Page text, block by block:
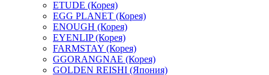
ETUDE (Корея)
EGG PLANET (Корея)
ENOUGH (Корея)
EYENLIP (Корея)
FARMSTAY (Корея)
GGORANGNAE (Корея)
GOLDEN REISHI (Япония)